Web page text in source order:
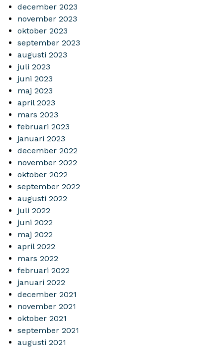
december 2023
november 2023
oktober 2023
september 2023
augusti 2023
juli 2023
juni 2023
maj 2023
april 2023
mars 2023
februari 2023
januari 2023
december 2022
november 2022
oktober 2022
september 2022
augusti 2022
juli 2022
juni 2022
maj 2022
april 2022
mars 2022
februari 2022
januari 2022
december 2021
november 2021
oktober 2021
september 2021
augusti 2021